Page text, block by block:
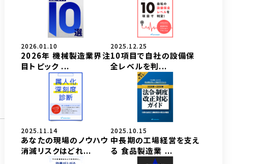
2026.01.10
2026年 機械製造業界注
目トピック ...
2025.12.25
10項目で自社の設備保
全レベルを判...
2025.11.14
あなたの現場のノウハウ
消滅リスクはどれ...
2025.10.15
中長期の工場経営を支え
る 食品製造業 ...